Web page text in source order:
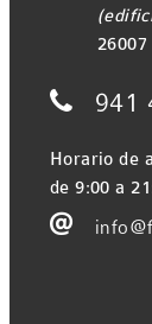
 941
Horario de
de 9:00 a
